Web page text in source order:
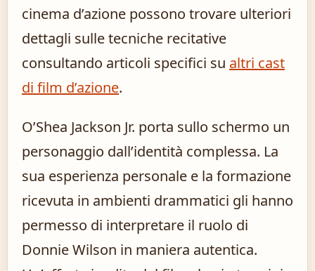
cinema d’azione possono trovare ulteriori
dettagli sulle tecniche recitative
consultando articoli specifici su altri cast
di film d’azione.
O’Shea Jackson Jr. porta sullo schermo un
personaggio dall’identità complessa. La
sua esperienza personale e la formazione
ricevuta in ambienti drammatici gli hanno
permesso di interpretare il ruolo di
Donnie Wilson in maniera autentica.